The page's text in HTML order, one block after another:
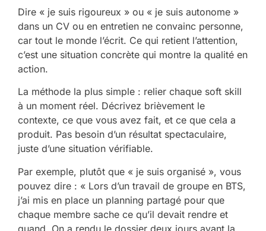
Dire « je suis rigoureux » ou « je suis autonome »
dans un CV ou en entretien ne convainc personne,
car tout le monde l’écrit. Ce qui retient l’attention,
c’est une situation concrète qui montre la qualité en
action.
La méthode la plus simple : relier chaque soft skill
à un moment réel. Décrivez brièvement le
contexte, ce que vous avez fait, et ce que cela a
produit. Pas besoin d’un résultat spectaculaire,
juste d’une situation vérifiable.
Par exemple, plutôt que « je suis organisé », vous
pouvez dire : « Lors d’un travail de groupe en BTS,
j’ai mis en place un planning partagé pour que
chaque membre sache ce qu’il devait rendre et
quand. On a rendu le dossier deux jours avant la